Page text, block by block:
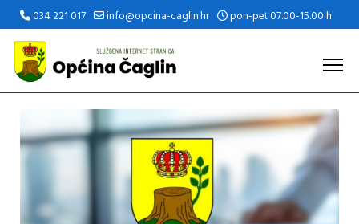
034 221 017 info@opcina-caglin.hr pon-pet 07.00-15.00 h